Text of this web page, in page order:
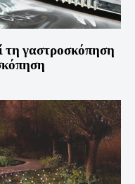
τη γαστροσκόπηση